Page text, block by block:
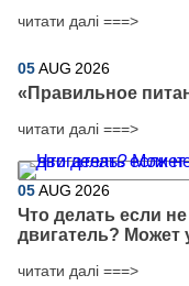
читати далі ===>
05AUG 2026
​«Правильное
читати далі ===>
05AUG 2026
Что делать если
двигатель? Может
читати далі ===>